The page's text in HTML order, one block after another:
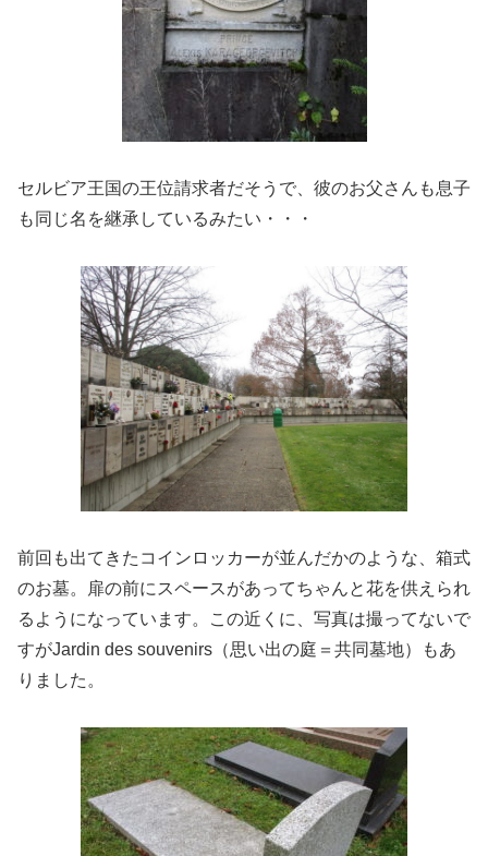
セルビア王国の王位請求者だそうで、彼のお父さんも息子
も同じ名を継承しているみたい・・・
前回も出てきたコインロッカーが並んだかのような、箱式
のお墓。扉の前にスペースがあってちゃんと花を供えられ
るようになっています。この近くに、写真は撮ってないで
すがJardin des souvenirs（思い出の庭＝共同墓地）もあ
りました。